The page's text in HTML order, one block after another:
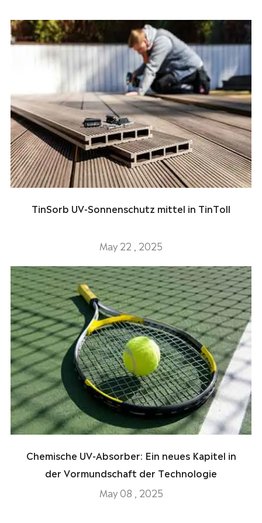
TinSorb UV-Sonnenschutz mittel in TinToll
May 22 , 2025
Chemische UV-Absorber: Ein neues Kapitel in
der Vormundschaft der Technologie
May 08 , 2025